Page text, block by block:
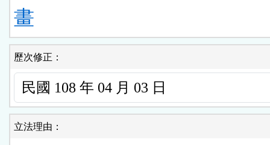
畫
歷次修正：
立法理由：